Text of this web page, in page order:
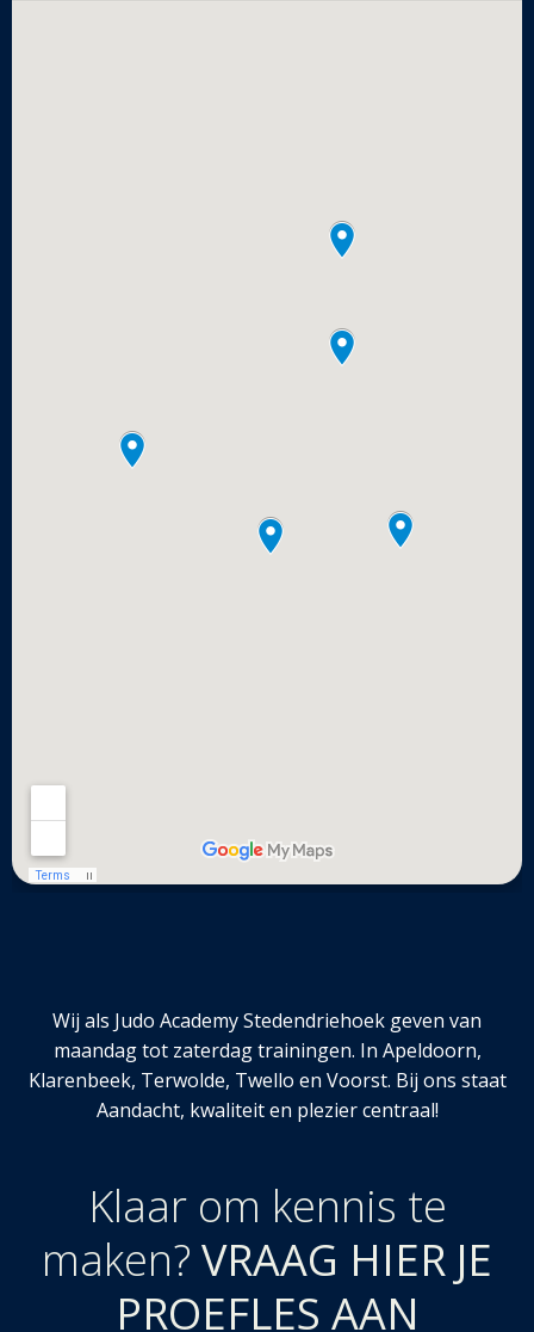
Wij als Judo Academy Stedendriehoek geven van
maandag tot zaterdag trainingen. In Apeldoorn,
Klarenbeek, Terwolde, Twello en Voorst. Bij ons staat
Aandacht, kwaliteit en plezier centraal!
Klaar om kennis te
maken? VRAAG HIER JE
PROEFLES AAN